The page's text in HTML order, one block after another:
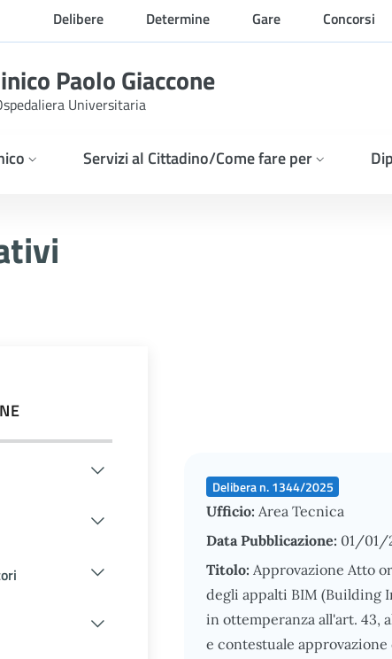
Delibere Determine Gare Concorsi
Paolo Giaccone
Universitaria
Servizi al Cittadino/Come fare per
Delibera n. 1344/2025
Ufficio: Area Tecnica
Data Pubblicazione: 01/01/
Titolo: Approvazione Atto
degli appalti BIM (Building
in ottemperanza all'art. 43,
e contestuale